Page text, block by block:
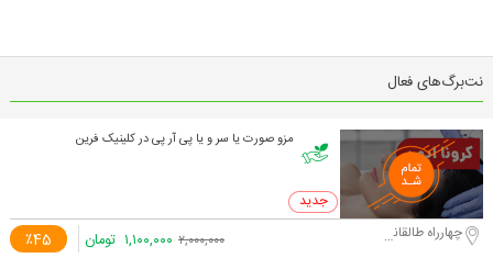
نت‌برگ‌های فعال
مزو صورت یا سر و یا پی آر پی در کلینیک فرین
0 خرید
٪45 چهارراه طالقانی ۲,۰۰۰,۰۰۰ ۱,۱۰۰,۰۰۰ تومان